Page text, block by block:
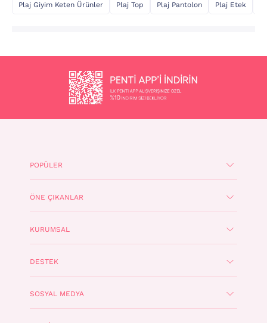
Plaj Giyim Keten Ürünler Plaj Top Plaj Pantolon Plaj Etek
POPÜLER
ÖNE ÇIKANLAR
KURUMSAL
DESTEK
SOSYAL MEDYA